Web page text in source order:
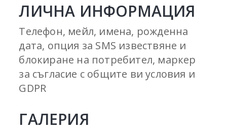
ЛИЧНА ИНФОРМАЦИЯ
Телефон, мейл, имена, рожденна
дата, опция за SMS извествяне и
блокиране на потребител, маркер
за съгласие с общите ви условия и
GDPR
ГАЛЕРИЯ